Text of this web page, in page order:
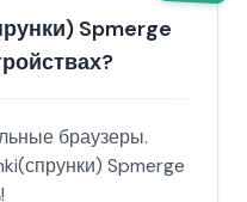
Spmerge
браузеры.
Spmerge